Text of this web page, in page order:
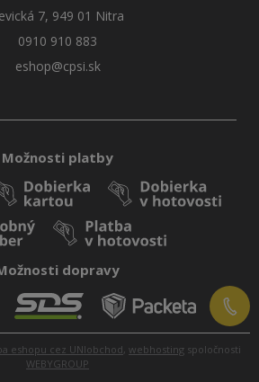
7, 949 01 Nitra
0910 910 883
eshop@cpsi.sk
Možnosti platby
dopravy
eshopu cez UNIobchod, webhosting spoločnosti
WEBYGROUP